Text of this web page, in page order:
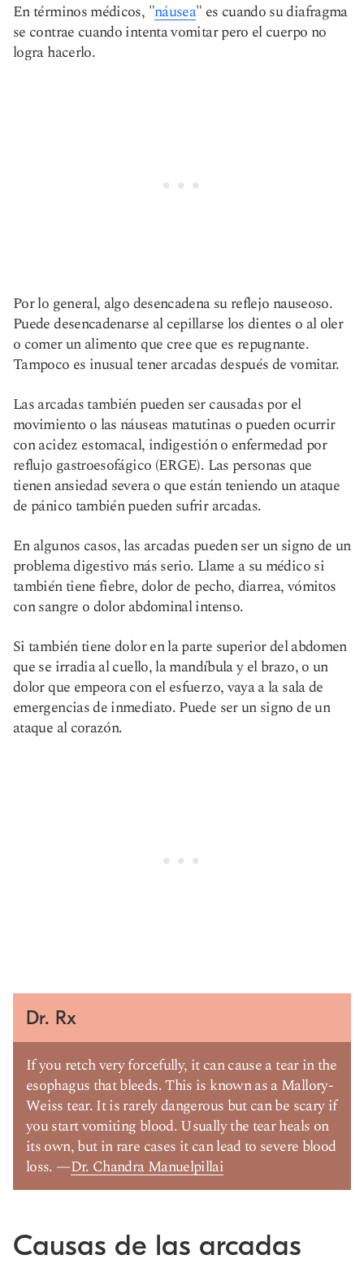
En términos médicos, "náusea" es cuando su diafragma
se contrae cuando intenta vomitar pero el cuerpo no
logra hacerlo.
Por lo general, algo desencadena su reflejo nauseoso.
Puede desencadenarse al cepillarse los dientes o al oler
o comer un alimento que cree que es repugnante.
Tampoco es inusual tener arcadas después de vomitar.
Las arcadas también pueden ser causadas por el
movimiento o las náuseas matutinas o pueden ocurrir
con acidez estomacal, indigestión o enfermedad por
reflujo gastroesofágico (ERGE). Las personas que
tienen ansiedad severa o que están teniendo un ataque
de pánico también pueden sufrir arcadas.
En algunos casos, las arcadas pueden ser un signo de un
problema digestivo más serio. Llame a su médico si
también tiene fiebre, dolor de pecho, diarrea, vómitos
con sangre o dolor abdominal intenso.
Si también tiene dolor en la parte superior del abdomen
que se irradia al cuello, la mandíbula y el brazo, o un
dolor que empeora con el esfuerzo, vaya a la sala de
emergencias de inmediato. Puede ser un signo de un
ataque al corazón.
Dr. Rx
If you retch very forcefully, it can cause a tear in the
esophagus that bleeds. This is known as a Mallory-
Weiss tear. It is rarely dangerous but can be scary if
you start vomiting blood. Usually the tear heals on
its own, but in rare cases it can lead to severe blood
loss. —Dr. Chandra Manuelpillai
Causas de las arcadas